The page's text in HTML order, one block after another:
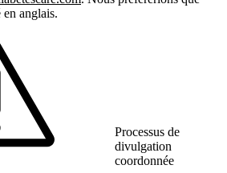
en anglais.
Processus de
divulgation
coordonnée